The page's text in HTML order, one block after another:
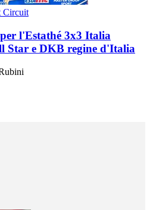
Circuit
l'Estathé 3x3 Italia
Star e DKB regine d'Italia